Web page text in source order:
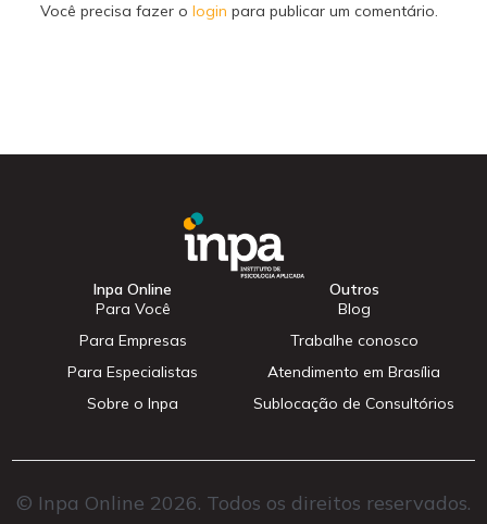
Você precisa fazer o login para publicar um comentário.
Inpa Online
Para Você
Para Empresas
Para Especialistas
Sobre o Inpa
Outros
Blog
Trabalhe conosco
Atendimento em Brasília
Sublocação de Consultórios
© Inpa Online 2026. Todos os direitos reservados.